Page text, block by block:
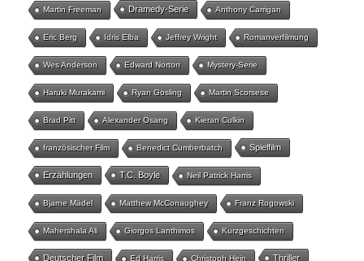
Martin Freeman Dramedy-Serie Anthony Carrigan
Eric Berg Idris Elba Jeffrey Wright Romanverfilmung
Wes Anderson Edward Norton Mystery-Serie
Haruki Murakami Ryan Gosling Martin Scorsese
Brad Pitt Alexander Osang Kieran Culkin
französischer Film Benedict Cumberbatch Spielfilm
Erzählungen T.C. Boyle Neil Patrick Harris
Bjarne Mädel Matthew McConaughey Franz Rogowski
Mahershala Ali Giorgos Lanthimos Kurzgeschichten
Deutscher Film Ed Harris Christoph Hein Thriller